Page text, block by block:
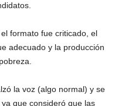
formato fue criticado, el
adecuado y la producción
la voz (algo normal) y se
que consideró que las